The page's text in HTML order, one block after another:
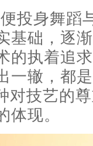
身舞蹈
基础，逐
的执着追
一辙，都
对技艺的
体现。